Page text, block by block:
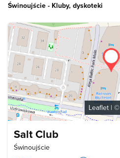
Świnoujście - Kluby, dyskoteki
Leaflet | ©
Salt Club
Świnoujście